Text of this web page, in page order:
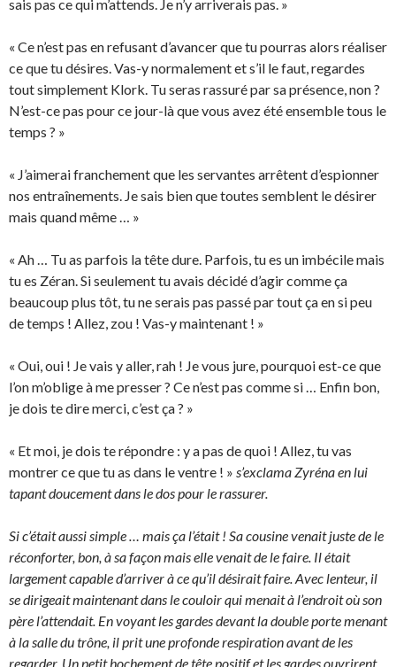
sais pas ce qui m’attends. Je n’y arriverais pas. »
« Ce n’est pas en refusant d’avancer que tu pourras alors réaliser
ce que tu désires. Vas-y normalement et s’il le faut, regardes
tout simplement Klork. Tu seras rassuré par sa présence, non ?
N’est-ce pas pour ce jour-là que vous avez été ensemble tous le
temps ? »
« J’aimerai franchement que les servantes arrêtent d’espionner
nos entraînements. Je sais bien que toutes semblent le désirer
mais quand même … »
« Ah … Tu as parfois la tête dure. Parfois, tu es un imbécile mais
tu es Zéran. Si seulement tu avais décidé d’agir comme ça
beaucoup plus tôt, tu ne serais pas passé par tout ça en si peu
de temps ! Allez, zou ! Vas-y maintenant ! »
« Oui, oui ! Je vais y aller, rah ! Je vous jure, pourquoi est-ce que
l’on m’oblige à me presser ? Ce n’est pas comme si … Enfin bon,
je dois te dire merci, c’est ça ? »
« Et moi, je dois te répondre : y a pas de quoi ! Allez, tu vas
montrer ce que tu as dans le ventre ! » s’exclama Zyréna en lui
tapant doucement dans le dos pour le rassurer.
Si c’était aussi simple … mais ça l’était ! Sa cousine venait juste de le
réconforter, bon, à sa façon mais elle venait de le faire. Il était
largement capable d’arriver à ce qu’il désirait faire. Avec lenteur, il
se dirigeait maintenant dans le couloir qui menait à l’endroit où son
père l’attendait. En voyant les gardes devant la double porte menant
à la salle du trône, il prit une profonde respiration avant de les
regarder. Un petit hochement de tête positif et les gardes ouvrirent